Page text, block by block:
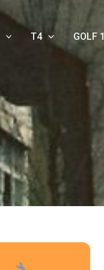
T4 GOLF 1